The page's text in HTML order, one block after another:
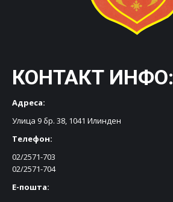
КОНТАКТ ИНФО:
Адреса:
Улица 9 бр. 38, 1041 Илинден
Телефон:
02/2571-703
02/2571-704
Е-пошта: